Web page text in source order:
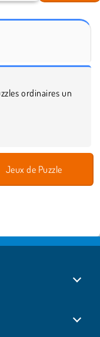
ordinaires un
Jeux de Puzzle